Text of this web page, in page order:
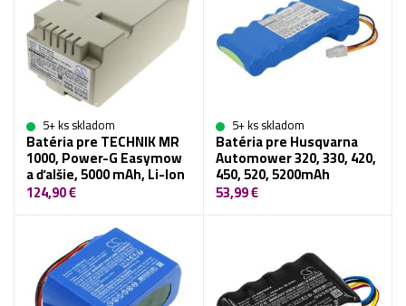
5+ ks skladom
Batéria pre TECHNIK MR
1000, Power-G Easymow
a ďalšie, 5000 mAh, Li-Ion
124,90 €
5+ ks skladom
Batéria pre Husqvarna
Automower 320, 330, 420,
450, 520, 5200mAh
53,99 €